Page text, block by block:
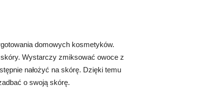
domowych kosmetyków.
Wystarczy zmiksować owoce z
nałożyć na skórę. Dzięki temu
o swoją skórę.